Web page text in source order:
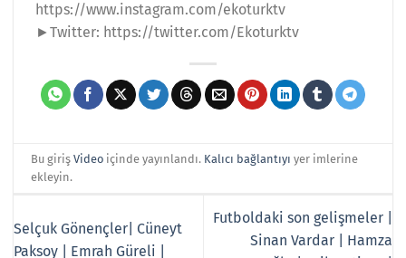
https://www.instagram.com/ekoturktv
►Twitter: https://twitter.com/Ekoturktv
Bu girişVideo içinde yayınlandı. Kalıcı bağlantıyı yer imlerine
ekleyin.
Selçuk Gönençler| Cüneyt
Paksoy | Emrah Güreli |
Futboldaki son gelişmeler |
Sinan Vardar | Hamza